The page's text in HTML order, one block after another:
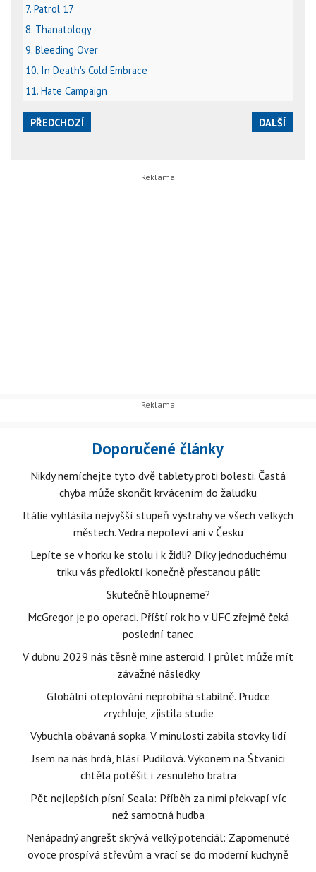
7. Patrol 17
8. Thanatology
9. Bleeding Over
10. In Death's Cold Embrace
11. Hate Campaign
PŘEDCHOZÍ DALŠÍ
Doporučené články
Nikdy nemíchejte tyto dvě tablety proti bolesti. Častá
chyba může skončit krvácením do žaludku
Itálie vyhlásila nejvyšší stupeň výstrahy ve všech velkých
městech. Vedra nepoleví ani v Česku
Lepíte se v horku ke stolu i k židli? Díky jednoduchému
triku vás předloktí konečně přestanou pálit
Skutečně hloupneme?
McGregor je po operaci. Příští rok ho v UFC zřejmě čeká
poslední tanec
V dubnu 2029 nás těsně mine asteroid. I průlet může mít
závažné následky
Globální oteplování neprobíhá stabilně. Prudce
zrychluje, zjistila studie
Vybuchla obávaná sopka. V minulosti zabila stovky lidí
Jsem na nás hrdá, hlásí Pudilová. Výkonem na Štvanici
chtěla potěšit i zesnulého bratra
Pět nejlepších písní Seala: Příběh za nimi překvapí víc
než samotná hudba
Nenápadný angrešt skrývá velký potenciál: Zapomenuté
ovoce prospívá střevům a vrací se do moderní kuchyně